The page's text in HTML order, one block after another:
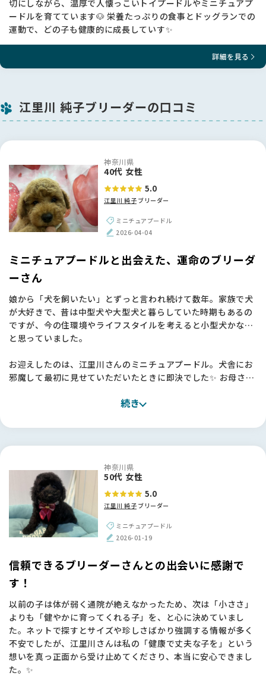
切にしながら、温厚で人懐っこいトイプードルやミニチュアプ
ードルを育てています🐶 栄養たっぷりの食事とドッグランでの
運動で、どの子も健康的に成長していす✨
詳細を見る
江里川 純子ブリーダーの口コミ
神奈川県
40代 女性
5.0
江里川 純子 ブリーダー
ミニチュアプードル
2026-04-04
ミニチュアプードルと出会えた、運命のブリーダ
ーさん
娘から「犬を飼いたい」とずっと言われ続けて数年。家族で犬
が大好きで、昔は中型犬や大型犬と暮らしていた時期もあるの
ですが、今の住環境やライフスタイルを考えると小型犬かな…
と思っていました。
お迎えしたのは、江里川さんのミニチュアプードル。犬舎にお
邪魔して最初に見せていただいたときに即決でした✨ お母さん
みんな健康で穏やか。「本当にすごくいい環境で育てていらっ
お迎えしてからも、うちの子はとても穏やかで、お母さんとし
すい子に育っています。最近はすっかり肝も据わってきて、家
族の一員として毎日笑わせてくれています💕
江里川さん、本当にありがとうございました。
【BreederFamiliesへ】
にいろいろな方がいらっしゃるので、「どうやっていいブリー
ダーさんを見つければいいんだろう？」というのが一番の悩み
でした。
ChatGPTに相談し、大手サイトものぞいてみたのですが、サ
イトを見てすぐにBreederFamiliesさんで探そうと思いまし
た。掲載基準もきちんと公開されていて、「ここなら信頼でき
る」と思えました🌸
続き
神奈川県
50代 女性
5.0
江里川 純子 ブリーダー
ミニチュアプードル
2026-01-19
信頼できるブリーダーさんとの出会いに感謝で
す！
以前の子は体が弱く通院が絶えなかったため、次は「小ささ」
よりも「健やかに育ってくれる子」を、と心に決めていまし
た。ネットで探すとサイズや珍しさばかり強調する情報が多く
不安でしたが、江里川さんは私の「健康で丈夫な子を」という
想いを真っ正面から受け止めてくださり、本当に安心できまし
た。✨